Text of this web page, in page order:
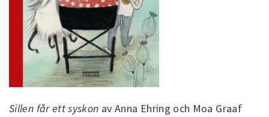
Sillen får ett syskon av Anna Ehring och Moa Graaf